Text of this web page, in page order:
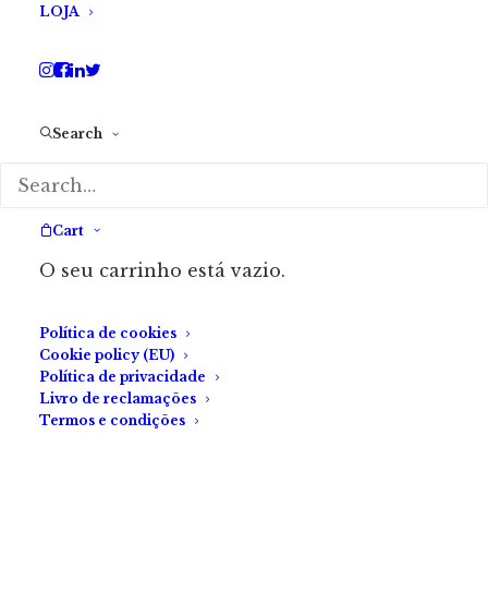
LOJA
Search
Cart
O seu carrinho está vazio.
Política de cookies
Cookie policy (EU)
Política de privacidade
Livro de reclamações
Termos e condições